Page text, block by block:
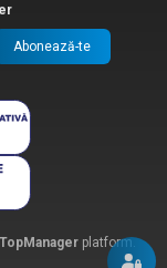
Abonează-te
TopManager platform.